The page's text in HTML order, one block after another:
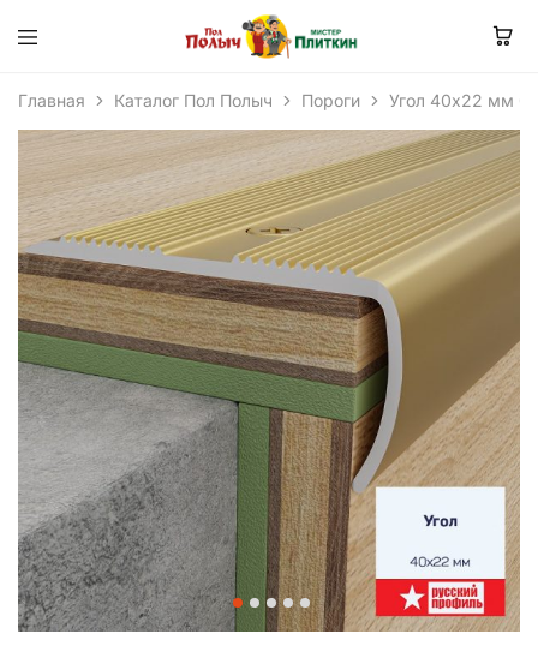
Главная Каталог Пол Полыч Пороги Угол 40х22 мм